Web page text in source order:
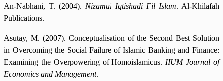
An-Nabhani, T. (2004). Nizamul Iqtishadi Fil Islam. Al-Khilafah
Publications.
Asutay, M. (2007). Conceptualisation of the Second Best Solution
in Overcoming the Social Failure of Islamic Banking and Finance:
Examining the Overpowering of Homoislamicus. IIUM Journal of
Economics and Management.